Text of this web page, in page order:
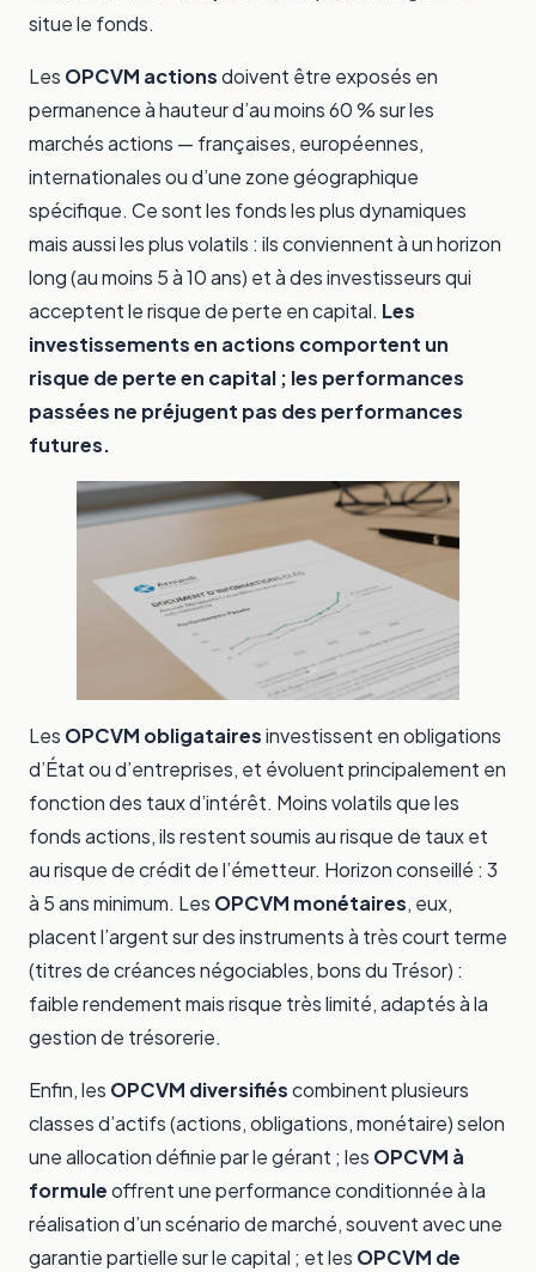
situe le fonds.
Les OPCVM actionsdoivent être exposés en
permanence à hauteur d’au moins 60 % sur les
marchés actions — françaises, européennes,
internationales ou d’une zone géographique
spécifique. Ce sont les fonds les plus dynamiques
mais aussi les plus volatils : ils conviennent à un horizon
long (au moins 5 à 10 ans) et à des investisseurs qui
acceptent le risque de perte en capital. Les
investissements en actions comportent un
risque de perte en capital ; les performances
passées ne préjugent pas des performances
futures.
Les OPCVM obligatairesinvestissent en obligations
d’État ou d’entreprises, et évoluent principalement en
fonction des taux d’intérêt. Moins volatils que les
fonds actions, ils restent soumis au risque de taux et
au risque de crédit de l’émetteur. Horizon conseillé : 3
à 5 ans minimum. Les OPCVM monétaires, eux,
placent l’argent sur des instruments à très court terme
(titres de créances négociables, bons du Trésor) :
faible rendement mais risque très limité, adaptés à la
gestion de trésorerie.
Enfin, les OPCVM diversifiéscombinent plusieurs
classes d’actifs (actions, obligations, monétaire) selon
une allocation définie par le gérant ; les OPCVM à
formuleoffrent une performance conditionnée à la
réalisation d’un scénario de marché, souvent avec une
garantie partielle sur le capital ; et les OPCVM de